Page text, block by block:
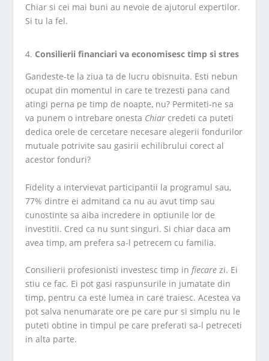
Chiar si cei mai buni au nevoie de ajutorul expertilor.
Si tu la fel.
Consilierii financiari va economisesc timp si stres
Gandeste-te la ziua ta de lucru obisnuita. Esti nebun
ocupat din momentul in care te trezesti pana cand
atingi perna pe timp de noapte, nu? Permiteti-ne sa
va punem o intrebare onesta Chiar credeti ca puteti
dedica orele de cercetare necesare alegerii fondurilor
mutuale potrivite sau gasirii echilibrului corect al
acestor fonduri?
Fidelity a intervievat participantii la programul sau,
77% dintre ei admitand ca nu au avut timp sau
cunostinte sa aiba incredere in optiunile lor de
investitii. Cred ca nu sunt singuri. Si chiar daca am
avea timp, am prefera sa-l petrecem cu familia.
Consilierii profesionisti investesc timp infiecare zi. Ei
stiu ce fac. Ei pot gasi raspunsurile in jumatate din
timp, pentru ca este lumea in care traiesc. Acestea va
pot salva nenumarate ore pe care pur si simplu nu le
puteti obtine in timpul pe care preferati sa-l petreceti
in alta parte.